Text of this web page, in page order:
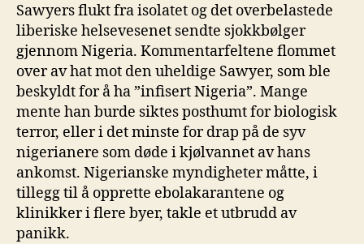
Sawyers flukt fra isolatet og det overbelastede
liberiske helsevesenet sendte sjokkbølger
gjennom Nigeria. Kommentarfeltene flommet
over av hat mot den uheldige Sawyer, som ble
beskyldt for å ha ”infisert Nigeria”. Mange
mente han burde siktes posthumt for biologisk
terror, eller i det minste for drap på de syv
nigerianere som døde i kjølvannet av hans
ankomst. Nigerianske myndigheter måtte, i
tillegg til å opprette ebolakarantene og
klinikker i flere byer, takle et utbrudd av
panikk.